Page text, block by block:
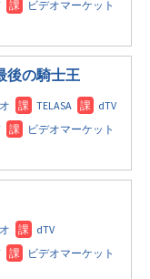
後の騎士王